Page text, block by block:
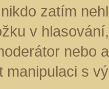
zatím
v
nebo
manipulaci s